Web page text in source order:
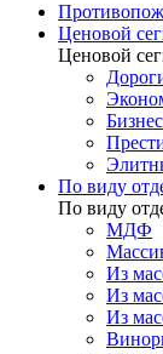
Ценовой
Ценовой
По виду
По виду
МДФ
Из
Из
Из